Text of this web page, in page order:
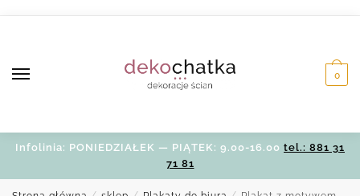
0
Infolinia: PONIEDZIAŁEK — PIĄTEK: 9.00-16.00 tel.: 881 31
71 81